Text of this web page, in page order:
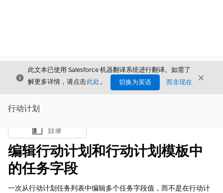
关闭
此文本已使用 Salesforce 机器翻译系统进行翻译。如需了
解更多详情，请点击此处。 切换为英语 而非现在 关闭
行动计划
显示目录
目录
编辑行动计划和行动计划模板中
的任务字段
一次从行动计划任务列表中编辑多个任务字段值，而不是在行动计